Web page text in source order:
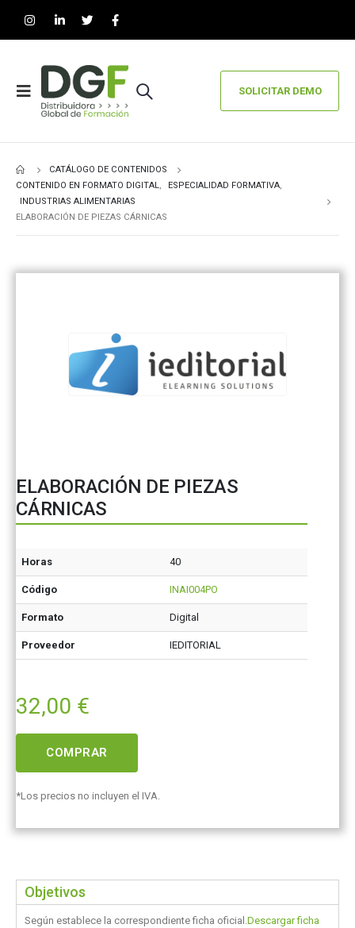
SOLICITAR DEMO
CATÁLOGO DE CONTENIDOS
CONTENIDO EN FORMATO DIGITAL, ESPECIALIDAD FORMATIVA,
INDUSTRIAS ALIMENTARIAS
ELABORACIÓN DE PIEZAS CÁRNICAS
ELABORACIÓN DE PIEZAS
CÁRNICAS
Horas 40
Código INAI004PO
Formato Digital
Proveedor IEDITORIAL
32,00 €
COMPRAR
*Los precios no incluyen el IVA.
Objetivos
Según establece la correspondiente ficha oficial.Descargar ficha